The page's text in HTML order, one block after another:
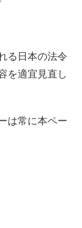
る日本の法令
を適宜見直し
は常に本ペー